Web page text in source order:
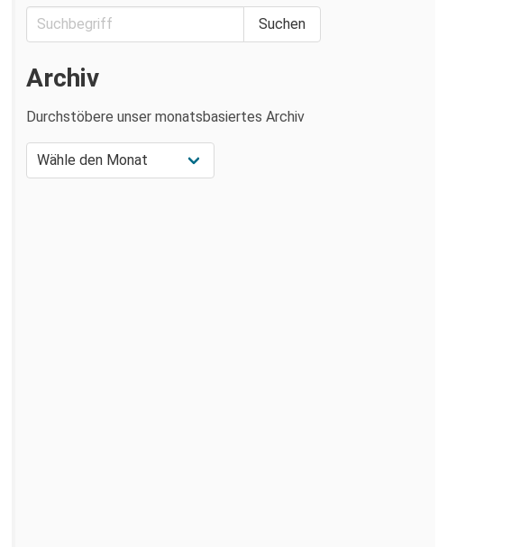
Archiv
Durchstöbere unser monatsbasiertes Archiv